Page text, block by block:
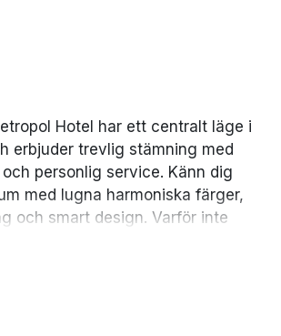
Hotel har ett centralt läge i
erbjuder trevlig stämning med
personlig service. Känn dig
med lugna harmoniska färger,
och smart design. Varför inte
rätter från det öppna köket i